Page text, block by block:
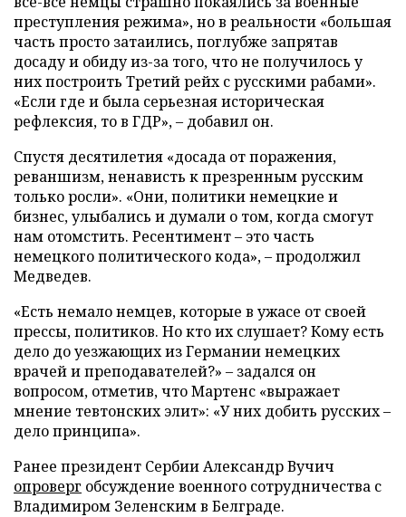
преступления режима», но в реальности «большая
часть просто затаились, поглубже запрятав
досаду и обиду из-за того, что не получилось у
них построить Третий рейх с русскими рабами».
«Если где и была серьезная историческая
рефлексия, то в ГДР», – добавил он.
Спустя десятилетия «досада от поражения,
реваншизм, ненависть к презренным русским
только росли». «Они, политики немецкие и
бизнес, улыбались и думали о том, когда смогут
нам отомстить. Ресентимент – это часть
немецкого политического кода», – продолжил
Медведев.
«Есть немало немцев, которые в ужасе от своей
прессы, политиков. Но кто их слушает? Кому есть
дело до уезжающих из Германии немецких
врачей и преподавателей?» – задался он
вопросом, отметив, что Мартенс «выражает
мнение тевтонских элит»: «У них добить русских –
дело принципа».
Ранее президент Сербии Александр Вучич
опроверг обсуждение военного сотрудничества с
Владимиром Зеленским в Белграде.